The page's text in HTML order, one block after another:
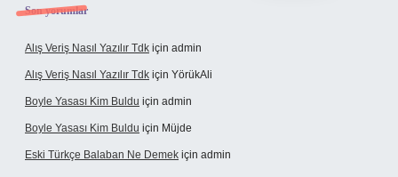
Son yorumlar
Alış Veriş Nasıl Yazılır Tdk için admin
Alış Veriş Nasıl Yazılır Tdk için YörükAli
Boyle Yasası Kim Buldu için admin
Boyle Yasası Kim Buldu için Müjde
Eski Türkçe Balaban Ne Demek için admin